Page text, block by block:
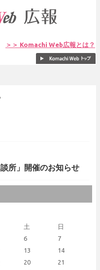
＞＞ Komachi Web広報とは？
所」開催のお知らせ
土 日
6
7
13
14
20
21